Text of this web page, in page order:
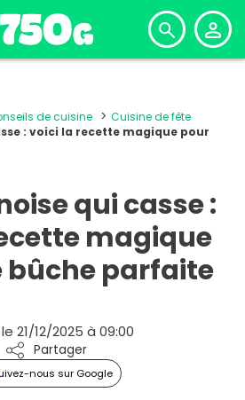
de cuisine
Cuisine de fête
: voici la recette magique pour
qui casse :
magique
bûche parfaite
21/12/2025 à 09:00
Partager
nous sur Google